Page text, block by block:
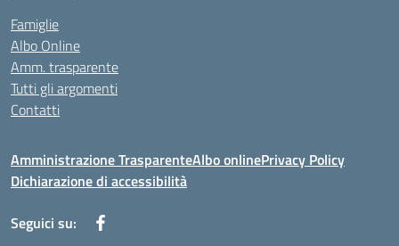
Famiglie
Albo Online
Amm. trasparente
Tutti gli argomenti
Contatti
Amministrazione TrasparenteAlbo onlinePrivacy Policy
Dichiarazione di accessibilità
Seguici su: